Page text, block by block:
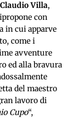
Claudio Villa,
con
in cui apparve
come i
avventure
ed alla bravura
del maestro
lavoro di
Cupo“,